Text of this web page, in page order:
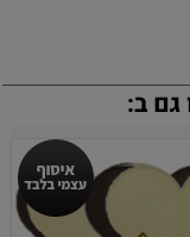
גם ב: